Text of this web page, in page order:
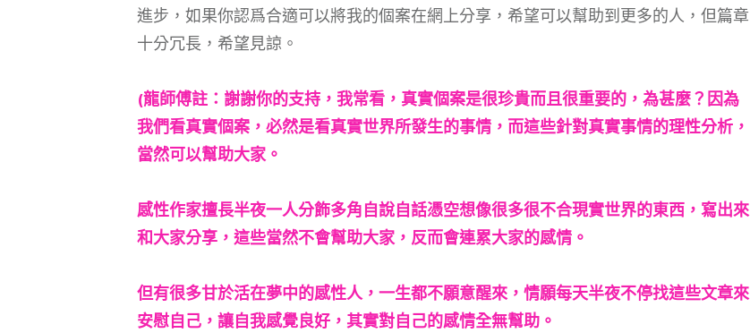
進步，如果你認爲合適可以將我的個案在網上分享，希望可以幫助到更多的人，但篇章
十分冗長，希望見諒。
(龍師傅註：謝謝你的支持，我常看，真實個案是很珍貴而且很重要的，為甚麼？因為
我們看真實個案，必然是看真實世界所發生的事情，而這些針對真實事情的理性分析，
當然可以幫助大家。
感性作家擅長半夜一人分飾多角自說自話憑空想像很多很不合現實世界的東西，寫出來
和大家分享，這些當然不會幫助大家，反而會連累大家的感情。
但有很多甘於活在夢中的感性人，一生都不願意醒來，情願每天半夜不停找這些文章來
安慰自己，讓自我感覺良好，其實對自己的感情全無幫助。